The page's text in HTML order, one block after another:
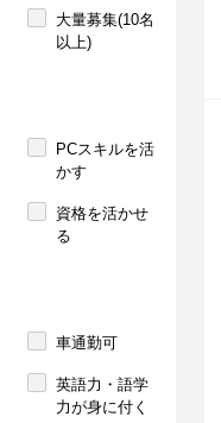
大量募集(10名
以上)
PCスキルを活
かす
資格を活かせ
る
車通勤可
英語力・語学
力が身に付く